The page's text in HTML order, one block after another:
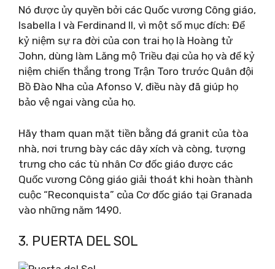
Nó được ủy quyền bởi các Quốc vương Công giáo,
Isabella I và Ferdinand II, vì một số mục đích: Để
kỷ niệm sự ra đời của con trai họ là Hoàng tử
John, dùng làm Lăng mộ Triều đại của họ và để kỷ
niệm chiến thắng trong Trận Toro trước Quân đội
Bồ Đào Nha của Afonso V, điều này đã giúp họ
bảo vệ ngai vàng của họ.
Hãy tham quan mặt tiền bằng đá granit của tòa
nhà, nơi trưng bày các dây xích và còng, tượng
trưng cho các tù nhân Cơ đốc giáo được các
Quốc vương Công giáo giải thoát khi hoàn thành
cuộc “Reconquista” của Cơ đốc giáo tại Granada
vào những năm 1490.
3. PUERTA DEL SOL